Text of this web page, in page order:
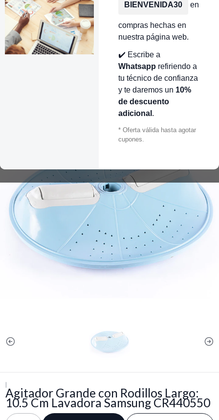
BIENVENIDA30 en
compras hechas en
nuestra página web.
✔️ Escribe a
Whatsapp refiriendo a
tu técnico de confianza
y te daremos un 10%
de descuento
adicional .
* Oferta válida hasta agotar
cupones.
|
Agitador Grande con Rodillos Largo:
10.5 Cm Lavadora Samsung CR440550